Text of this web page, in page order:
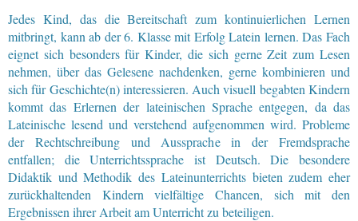
Jedes Kind, das die Bereitschaft zum kontinuierlichen Lernen
mitbringt, kann ab der 6. Klasse mit Erfolg Latein lernen. Das Fach
eignet sich besonders für Kinder, die sich gerne Zeit zum Lesen
nehmen, über das Gelesene nachdenken, gerne kombinieren und
sich für Geschichte(n) interessieren. Auch visuell begabten Kindern
kommt das Erlernen der lateinischen Sprache entgegen, da das
Lateinische lesend und verstehend aufgenommen wird. Probleme
der Rechtschreibung und Aussprache in der Fremdsprache
entfallen; die Unterrichtssprache ist Deutsch. Die besondere
Didaktik und Methodik des Lateinunterrichts bieten zudem eher
zurückhaltenden Kindern vielfältige Chancen, sich mit den
Ergebnissen ihrer Arbeit am Unterricht zu beteiligen.